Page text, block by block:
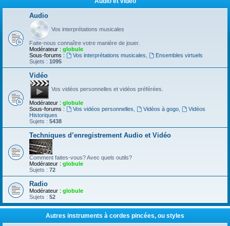
Audio
Vos interprétations musicales
Faite-nous connaître votre manière de jouer.
Modérateur : globule
Sous-forums :
Vos interprétations musicales
Ensembles virtuels
Sujets : 1095
Vidéo
Vos vidéos personnelles et vidéos préférées.
Modérateur : globule
Sous-forums :
Vos vidéos personnelles Vidéos à gogo,
Vidéos
Historiques
Sujets : 5438
Techniques d’enregistrement Audio et Vidéo
Comment faites-vous? Avec quels outils?
Modérateur : globule
Sujets : 72
Radio
Modérateur : globule
Sujets : 52
Autres instruments à cordes pincées, ou styles